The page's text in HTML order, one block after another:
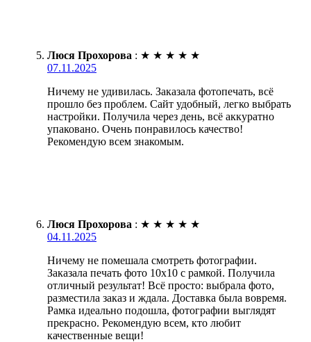
Люся Прохорова : ★ ★ ★ ★ ★
07.11.2025
Ничему не удивилась. Заказала фотопечать, всё
прошло без проблем. Сайт удобный, легко выбрать
настройки. Получила через день, всё аккуратно
упаковано. Очень понравилось качество!
Рекомендую всем знакомым.
Люся Прохорова : ★ ★ ★ ★ ★
04.11.2025
Ничему не помешала смотреть фотографии.
Заказала печать фото 10х10 с рамкой. Получила
отличный результат! Всё просто: выбрала фото,
разместила заказ и ждала. Доставка была вовремя.
Рамка идеально подошла, фотографии выглядят
прекрасно. Рекомендую всем, кто любит
качественные вещи!